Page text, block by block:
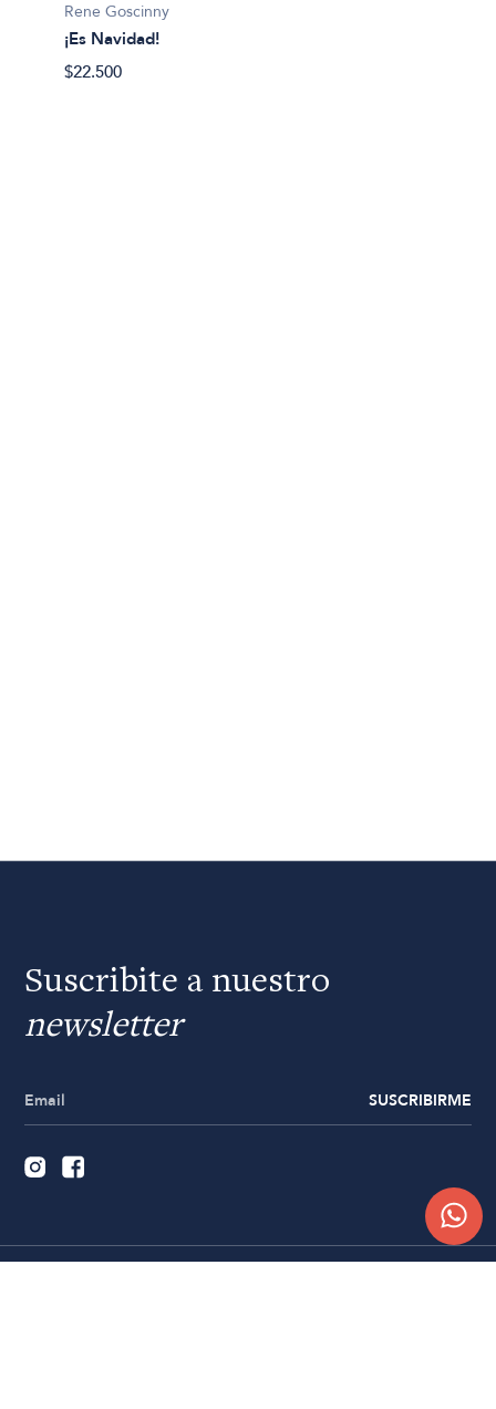
Rene Goscinny
¡Es Navidad!
$22.500
Suscribite a nuestro
newsletter
SUSCRIBIRME